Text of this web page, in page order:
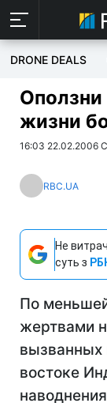
DRONE DEALS
Оползни
жизни
16:03 22.02.2006
RBC.UA
Не
суть з
По
жертвами
востоке